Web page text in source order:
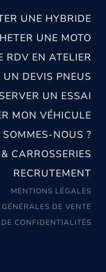
UNE HYBRIDE
UNE MOTO
RDV EN ATELIER
UN DEVIS PNEUS
UN ESSAI
MON VÉHICULE
SOMMES-NOUS ?
CARROSSERIES
RECRUTEMENT
MENTIONS LÉGALES
DE VENTE
CONFIDENTIALITÉS